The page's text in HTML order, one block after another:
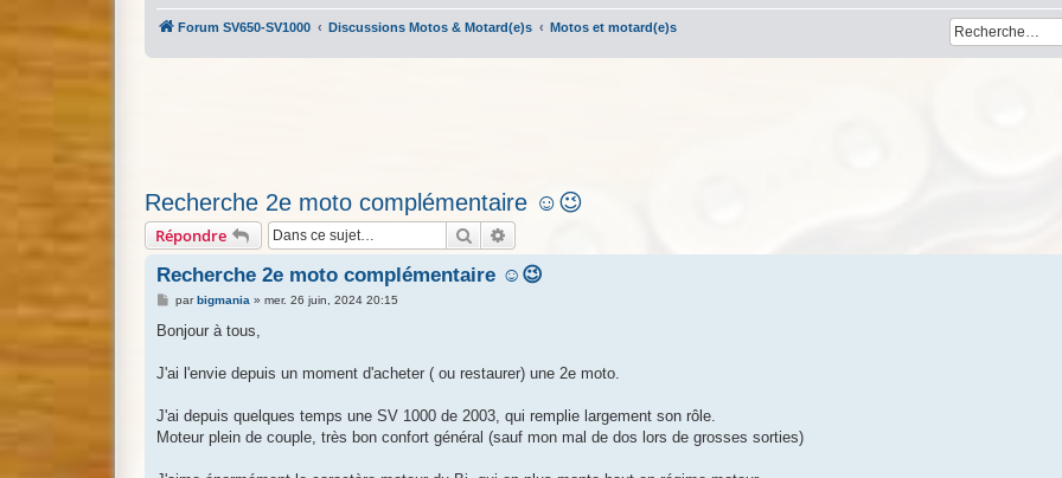
Forum SV650-SV1000 Discussions Motos & Motard(e)s Motos et motard(e)s
Recherche 2e moto complémentaire ☺️😉
Répondre Rechercher
Recherche 2e moto complémentaire ☺️😉
M
s
g
parbigmania » mer. 26 juin, 2024 20:15
Bonjour à tous,
J'ai l'envie depuis un moment d'acheter ( ou restaurer) une 2e moto.
J'ai depuis quelques temps une SV 1000 de 2003, qui remplie largement son rôle.
Moteur plein de couple, très bon confort général (sauf mon mal de dos lors de grosses sorties)